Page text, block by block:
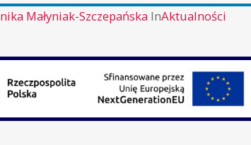
Małyniak-Szczepańska InAktualności